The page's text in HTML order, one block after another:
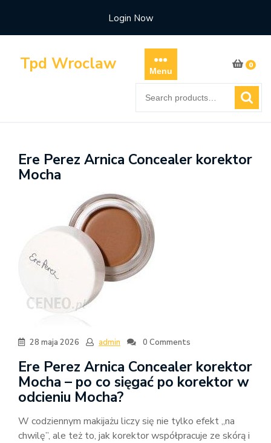
content
Login Now
Tpd Wroclaw Menu
0
for:
Ere Perez Arnica Concealer korektor
Mocha
28 maja 2026 admin 0 Comments
Ere Perez Arnica Concealer korektor
Mocha – po co sięgać po korektor w
odcieniu Mocha?
W codziennym makijażu liczy się nie tylko efekt „na
chwilę”, ale też to, jak korektor współpracuje ze skórą i